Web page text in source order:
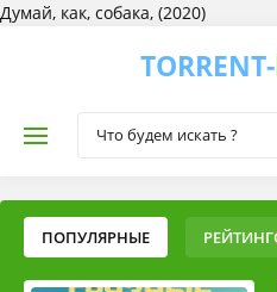
Думай, как, собака, (2020)
TORRENT-
ПОПУЛЯРНЫЕ